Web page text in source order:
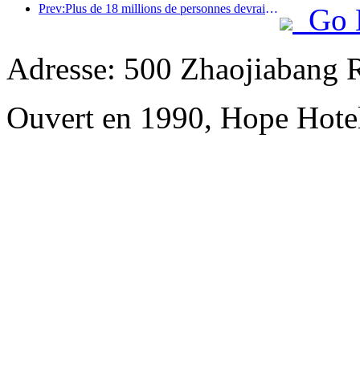
Prev:Plus de 18 millions de personnes devraient entrer et sortir du pays pendant les neuf jours de vacances du Nouvel An chinois.
Go
Adresse: 500 Zhaojiabang
Ouvert en 1990, Hope